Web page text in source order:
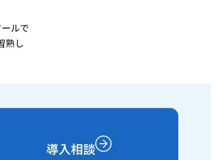
ルで
熟し
導入相談